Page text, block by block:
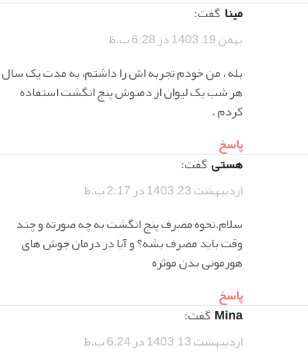
مینا گفت:
بهمن 19, 1403 در 6:28 ب.ظ
بله ، من خودم تجربه اش را داشتم، به مدت یک سال
هر شب یک لیوان از دمنوش پنج انگشت استفاده
کردم .
پاسخ
هستیگفت:
اردیبهشت 23, 1403 در 2:17 ب.ظ
سلام.نحوه مصرف پنج انگشت به چه صورته و چند
وقت باید مصرف بشه؟ و آیا در درمان جوش های
هورمونی بدن موثره
پاسخ
Mina
گفت:
اردیبهشت 13, 1403 در 6:24 ب.ظ